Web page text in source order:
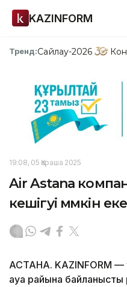
KAZINFORM
Тренд:Сайлау-2026
19:08, 05 Қараша 2025
Air Astana
кешігуі мүмкін
АСТАНА. KAZINFORM —
ауа райына байланысты